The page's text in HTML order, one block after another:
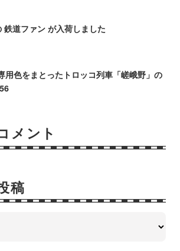
鉄道ファン が入荷しました
用色をまとったトロッコ列車「嵯峨野」の
メント
稿